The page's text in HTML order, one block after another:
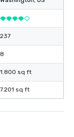
237
8
1.800 sq ft
7.201 sq ft